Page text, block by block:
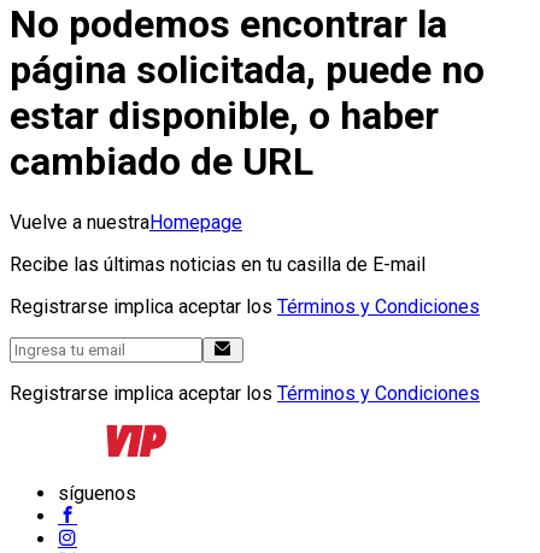
No podemos encontrar la
página solicitada, puede no
estar disponible, o haber
cambiado de URL
Vuelve a nuestraHomepage
Recibe las últimas noticias en tu casilla de E-mail
Registrarse implica aceptar los Términos y Condiciones
Registrarse implica aceptar los Términos y Condiciones
síguenos